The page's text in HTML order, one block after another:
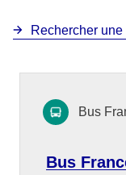
Rechercher
Bus
Bus